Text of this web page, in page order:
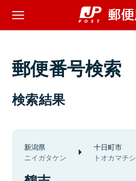
郵便番号検索
検索結果
新潟県
ニイガタケン
十日町市
トオカマチシ